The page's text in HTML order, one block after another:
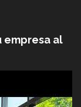
empresa al